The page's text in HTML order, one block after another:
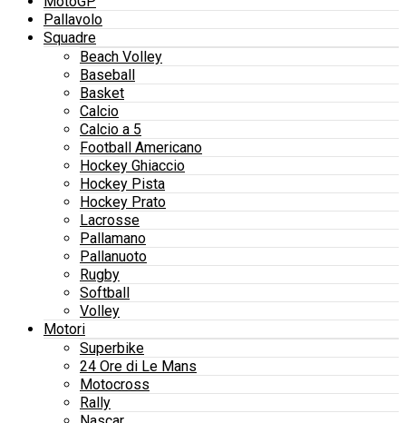
Pallavolo
Squadre
Beach Volley
Baseball
Basket
Calcio
Calcio a 5
Football Americano
Hockey Ghiaccio
Hockey Pista
Hockey Prato
Lacrosse
Pallamano
Pallanuoto
Rugby
Softball
Volley
Motori
Superbike
24 Ore di Le Mans
Motocross
Rally